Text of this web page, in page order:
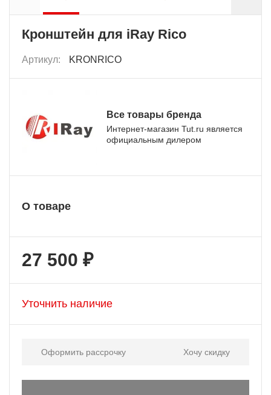
Кронштейн для iRay Rico
Артикул: KRONRICO
Все товары бренда
Интернет-магазин Tut.ru является
официальным дилером
О товаре
27 500 ₽
Уточнить наличие
Оформить рассрочку Хочу скидку